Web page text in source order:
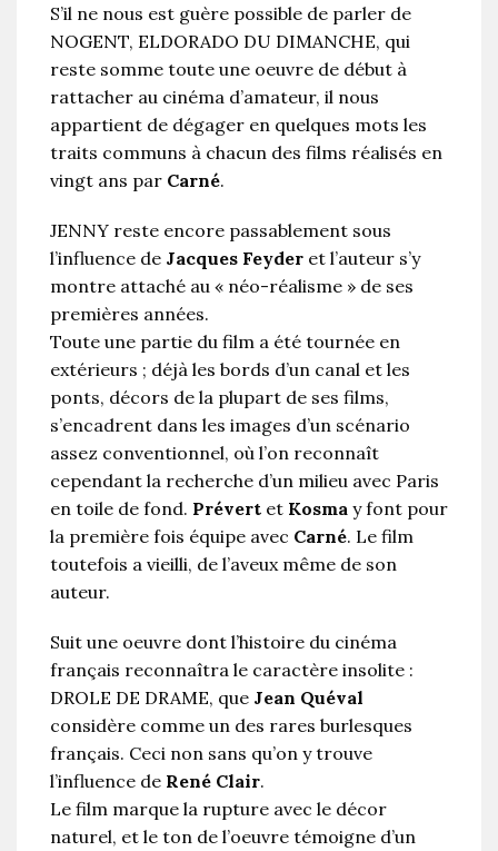
S’il ne nous est guère possible de parler de
NOGENT, ELDORADO DU DIMANCHE, qui
reste somme toute une oeuvre de début à
rattacher au cinéma d’amateur, il nous
appartient de dégager en quelques mots les
traits communs à chacun des films réalisés en
vingt ans par Carné.
JENNY reste encore passablement sous
l’influence de Jacques Feyder et l’auteur s’y
montre attaché au « néo-réalisme » de ses
premières années.
Toute une partie du film a été tournée en
extérieurs ; déjà les bords d’un canal et les
ponts, décors de la plupart de ses films,
s’encadrent dans les images d’un scénario
assez conventionnel, où l’on reconnaît
cependant la recherche d’un milieu avec Paris
en toile de fond. Prévert et Kosma y font pour
la première fois équipe avec Carné. Le film
toutefois a vieilli, de l’aveux même de son
auteur.
Suit une oeuvre dont l’histoire du cinéma
français reconnaîtra le caractère insolite :
DROLE DE DRAME, que Jean Quéval
considère comme un des rares burlesques
français. Ceci non sans qu’on y trouve
l’influence de René Clair.
Le film marque la rupture avec le décor
naturel, et le ton de l’oeuvre témoigne d’un